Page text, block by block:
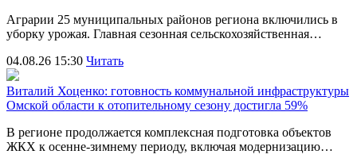
Аграрии 25 муниципальных районов региона включились в
уборку урожая. Главная сезонная сельскохозяйственная…
04.08.26 15:30 Читать
Виталий Хоценко: готовность коммунальной инфраструктуры
Омской области к отопительному сезону достигла 59%
В регионе продолжается комплексная подготовка объектов
ЖКХ к осенне-зимнему периоду, включая модернизацию…